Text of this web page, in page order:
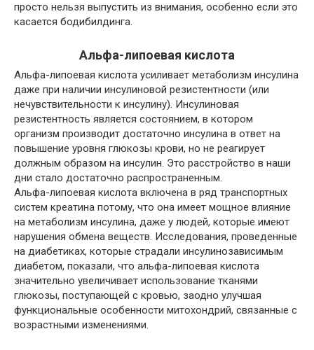
просто нельзя выпустить из внимания, особенно если это
касается бодибилдинга.
Альфа-липоевая кислота
Альфа-липоевая кислота усиливает метаболизм инсулина
даже при наличии инсулиновой резистентности (или
нечувствительности к инсулину). Инсулиновая
резистентность является состоянием, в котором
организм производит достаточно инсулина в ответ на
повышение уровня глюкозы крови, но не реагирует
должным образом на инсулин. Это расстройство в наши
дни стало достаточно распространенным.
Альфа-липоевая кислота включена в ряд транспортных
систем креатина потому, что она имеет мощное влияние
на метаболизм инсулина, даже у людей, которые имеют
нарушения обмена веществ. Исследования, проведенные
на диабетиках, которые страдали инсулинозависимым
диабетом, показали, что альфа-липоевая кислота
значительно увеличивает использование тканями
глюкозы, поступающей с кровью, заодно улучшая
функциональные особенности митохондрий, связанные с
возрастными изменениями.